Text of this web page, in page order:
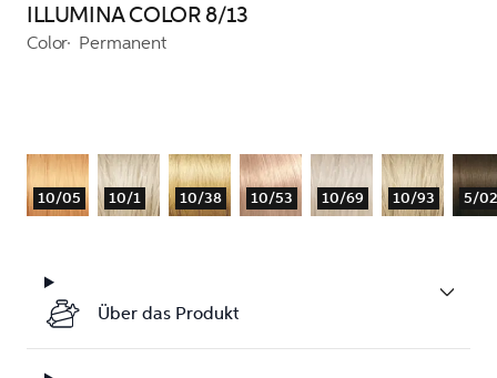
ILLUMINA COLOR 8/13
Color Permanent
10/05 10/1 10/38 10/53 10/69 10/93 5/02
Über das Produkt